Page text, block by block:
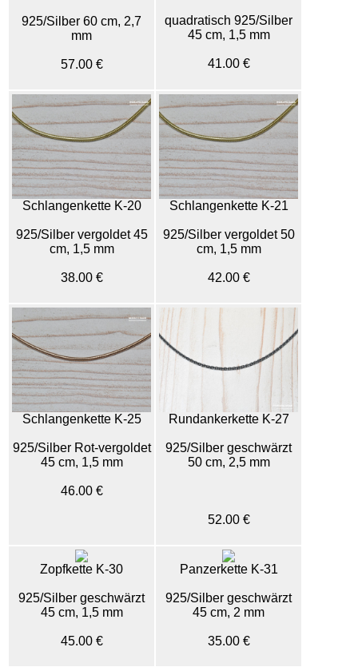
925/Silber 60 cm, 2,7
mm
57.00 €
quadratisch 925/Silber
45 cm, 1,5 mm
41.00 €
Schlangenkette K-20
925/Silber vergoldet 45
cm, 1,5 mm
38.00 €
Schlangenkette K-21
925/Silber vergoldet 50
cm, 1,5 mm
42.00 €
Schlangenkette K-25
925/Silber Rot-vergoldet
45 cm, 1,5 mm
46.00 €
Rundankerkette K-27
925/Silber geschwärzt
50 cm, 2,5 mm
52.00 €
Zopfkette K-30
925/Silber geschwärzt
45 cm, 1,5 mm
45.00 €
Panzerkette K-31
925/Silber geschwärzt
45 cm, 2 mm
35.00 €